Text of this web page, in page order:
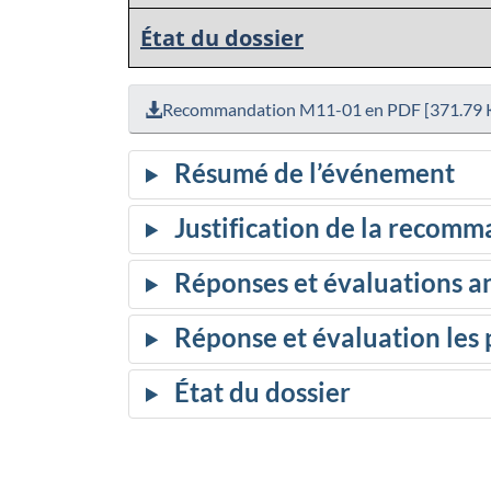
État du dossier
Recommandation M11-01 en PDF [371.79